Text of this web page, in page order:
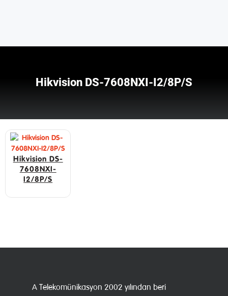
Hikvision DS-7608NXI-I2/8P/S
Hikvision DS-
7608NXI-
I2/8P/S
A Telekomünikasyon 2002 yılından beri